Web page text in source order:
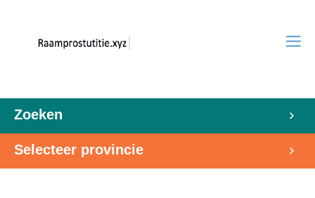
Zoeken
Selecteer provincie